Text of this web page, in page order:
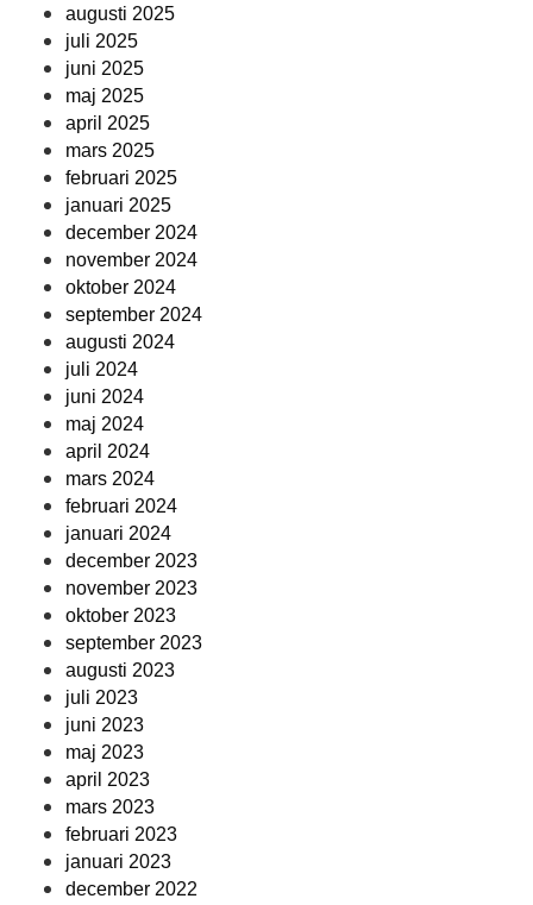
augusti 2025
juli 2025
juni 2025
maj 2025
april 2025
mars 2025
februari 2025
januari 2025
december 2024
november 2024
oktober 2024
september 2024
augusti 2024
juli 2024
juni 2024
maj 2024
april 2024
mars 2024
februari 2024
januari 2024
december 2023
november 2023
oktober 2023
september 2023
augusti 2023
juli 2023
juni 2023
maj 2023
april 2023
mars 2023
februari 2023
januari 2023
december 2022